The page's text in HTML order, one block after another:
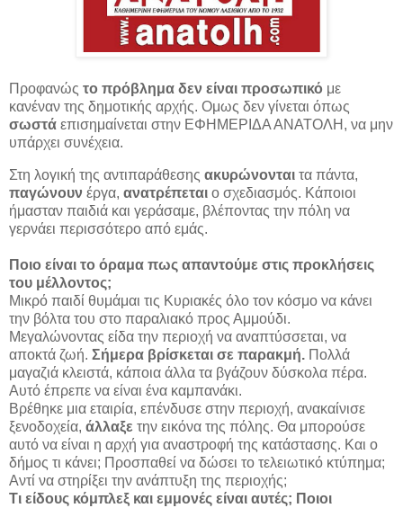
Προφανώς το πρόβλημα δεν είναι προσωπικό με
κανέναν της δημοτικής αρχής. Ομως δεν γίνεται όπως
σωστά επισημαίνεται στην ΕΦΗΜΕΡΙΔΑ ΑΝΑΤΟΛΗ , να μην
υπάρχει συνέχεια.
Στη λογική της αντιπαράθεσης ακυρώνονται τα πάντα,
παγώνουν έργα, ανατρέπεται ο σχεδιασμός. Κάποιοι
ήμασταν παιδιά και γεράσαμε, βλέποντας την πόλη να
γερνάει περισσότερο από εμάς.
Ποιο είναι το όραμα πως απαντούμε στις προκλήσεις
του μέλλοντος;
Μικρό παιδί θυμάμαι τις Κυριακές όλο τον κόσμο να κάνει
την βόλτα του στο παραλιακό προς Αμμούδι.
Μεγαλώνοντας είδα την περιοχή να αναπτύσσεται, να
αποκτά ζωή. Σήμερα βρίσκεται σε παρακμή. Πολλά
μαγαζιά κλειστά, κάποια άλλα τα βγάζουν δύσκολα πέρα.
Αυτό έπρεπε να είναι ένα καμπανάκι.
Βρέθηκε μια εταιρία, επένδυσε στην περιοχή, ανακαίνισε
ξενοδοχεία, άλλαξε την εικόνα της πόλης. Θα μπορούσε
αυτό να είναι η αρχή για αναστροφή της κατάστασης. Και ο
δήμος τι κάνει; Προσπαθεί να δώσει το τελειωτικό κτύπημα;
Αντί να στηρίξει την ανάπτυξη της περιοχής;
Τι είδους κόμπλεξ και εμμονές είναι αυτές; Ποιοι